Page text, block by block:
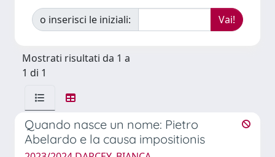
o inserisci le iniziali:
Mostrati risultati da 1 a
1 di 1
Quando nasce un nome: Pietro
Abelardo e la causa impositionis